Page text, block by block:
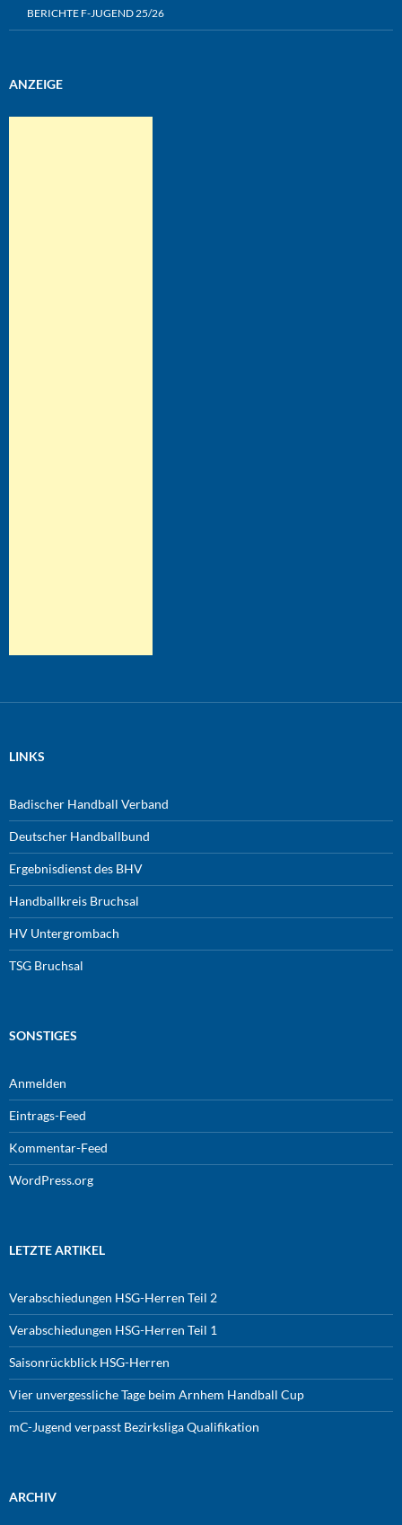
BERICHTE F-JUGEND 25/26
ANZEIGE
LINKS
Badischer Handball Verband
Deutscher Handballbund
Ergebnisdienst des BHV
Handballkreis Bruchsal
HV Untergrombach
TSG Bruchsal
SONSTIGES
Anmelden
Eintrags-Feed
Kommentar-Feed
WordPress.org
LETZTE ARTIKEL
Verabschiedungen HSG-Herren Teil 2
Verabschiedungen HSG-Herren Teil 1
Saisonrückblick HSG-Herren
Vier unvergessliche Tage beim Arnhem Handball Cup
mC-Jugend verpasst Bezirksliga Qualifikation
ARCHIV